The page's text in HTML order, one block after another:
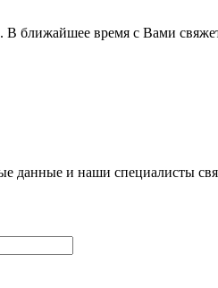
ближайшее время с Вами
данные и наши специалисты